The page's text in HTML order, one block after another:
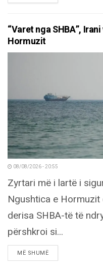
“Varet nga SHBA”,
Hormuzit
08/08/2026 - 20:55
Zyrtari më i lartë i
Ngushtica e
derisa SHBA-të të
përshkroi si...
MË SHUMËDETAILS